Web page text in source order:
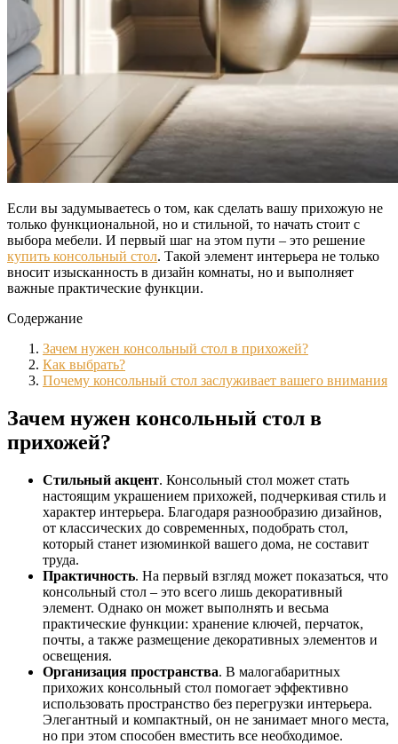
Если вы задумываетесь о том, как сделать вашу прихожую не
только функциональной, но и стильной, то начать стоит с
выбора мебели. И первый шаг на этом пути – это решение
купить консольный стол. Такой элемент интерьера не только
вносит изысканность в дизайн комнаты, но и выполняет
важные практические функции.
Содержание
Зачем нужен консольный стол в прихожей?
Как выбрать?
Почему консольный стол заслуживает вашего внимания
Зачем нужен консольный стол в
прихожей?
Стильный акцент. Консольный стол может стать
настоящим украшением прихожей, подчеркивая стиль и
характер интерьера. Благодаря разнообразию дизайнов,
от классических до современных, подобрать стол,
который станет изюминкой вашего дома, не составит
труда.
Практичность. На первый взгляд может показаться, что
консольный стол – это всего лишь декоративный
элемент. Однако он может выполнять и весьма
практические функции: хранение ключей, перчаток,
почты, а также размещение декоративных элементов и
освещения.
Организация пространства. В малогабаритных
прихожих консольный стол помогает эффективно
использовать пространство без перегрузки интерьера.
Элегантный и компактный, он не занимает много места,
но при этом способен вместить все необходимое.